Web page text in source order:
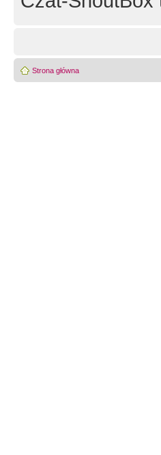
Strona główna